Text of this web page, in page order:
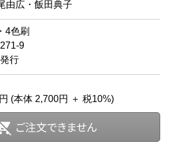
由広・飯田典子
4色刷
9
行
円 (本体 2,700円 ＋ 税10%)